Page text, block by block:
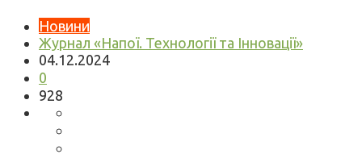
Новини
Журнал «Напої. Технології та Інновації»
04.12.2024
0
928